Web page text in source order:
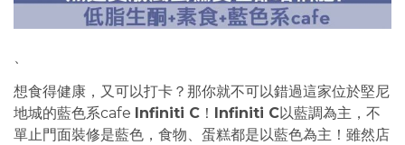
、
想食得健康，又可以打卡？那你就不可以錯過這家位於堅尼
地城的藍色系cafe Infiniti C ！ Infiniti C以藍調為主，不
單止門面裝修是藍色，食物、蛋糕都是以藍色為主！雖然店